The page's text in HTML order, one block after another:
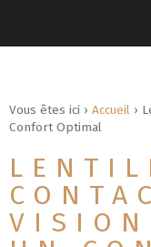
Vous êtes ici › Accueil ›
Confort Optimal